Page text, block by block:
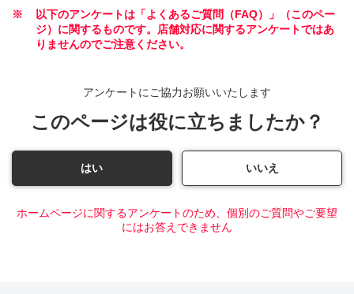
※
以下のアンケートは「よくあるご質問（FAQ）」（このペー
ジ）に関するものです。店舗対応に関するアンケートではあ
りませんのでご注意ください。
アンケートにご協力お願いいたします
このページは役に立ちましたか？
はい いいえ
ホームページに関するアンケートのため、個別のご質問やご要望
にはお答えできません